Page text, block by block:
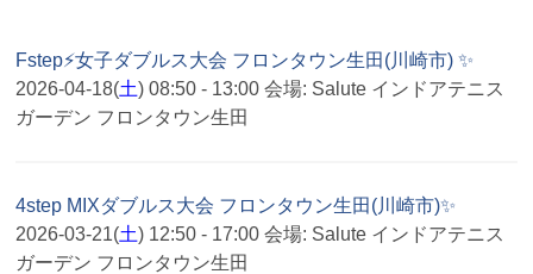
Fstep⚡女子ダブルス大会 フロンタウン生田(川崎市) ✨
2026-04-18(土) 08:50 - 13:00会場: Salute インドアテニス
ガーデン フロンタウン生田
4step MIXダブルス大会 フロンタウン生田(川崎市)✨
2026-03-21(土) 12:50 - 17:00会場: Salute インドアテニス
ガーデン フロンタウン生田